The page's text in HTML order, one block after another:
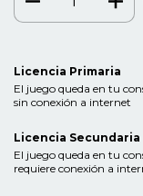
Licencia Primaria
El juego queda en tu
sin conexión a internet
Licencia Secundaria
El juego queda en tu
requiere conexión a